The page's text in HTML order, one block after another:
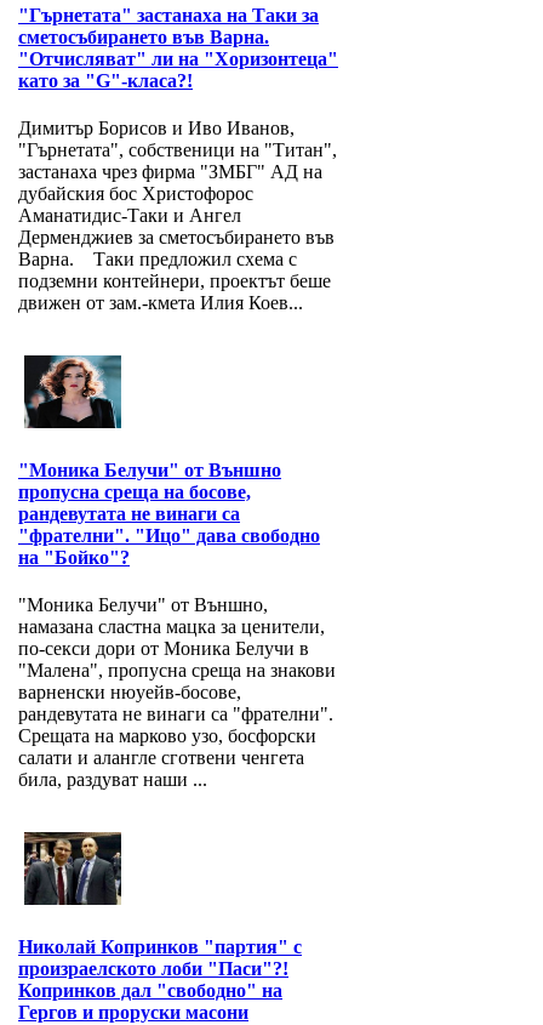
"Гърнетата" застанаха на Таки за
сметосъбирането във Варна.
"Отчисляват" ли на "Хоризонтеца"
като за "G"-класа?!
Димитър Борисов и Иво Иванов,
"Гърнетата", собственици на "Титан",
застанаха чрез фирма "ЗМБГ" АД на
дубайския бос Христофорос
Аманатидис-Таки и Ангел
Дерменджиев за сметосъбирането във
Варна. Таки предложил схема с
подземни контейнери, проектът беше
движен от зам.-кмета Илия Коев...
"Моника Белучи" от Външно
пропусна среща на босове,
рандевутата не винаги са
"фрателни". "Ицо" дава свободно
на "Бойко"?
"Моника Белучи" от Външно,
намазана сластна мацка за ценители,
по-секси дори от Моника Белучи в
"Малена", пропусна среща на знакови
варненски нюуейв-босове,
рандевутата не винаги са "фрателни".
Срещата на марково узо, босфорски
салати и алангле сготвени ченгета
била, раздуват наши ...
Николай Копринков "партия" с
произраелското лоби "Паси"?!
Копринков дал "свободно" на
Гергов и проруски масони